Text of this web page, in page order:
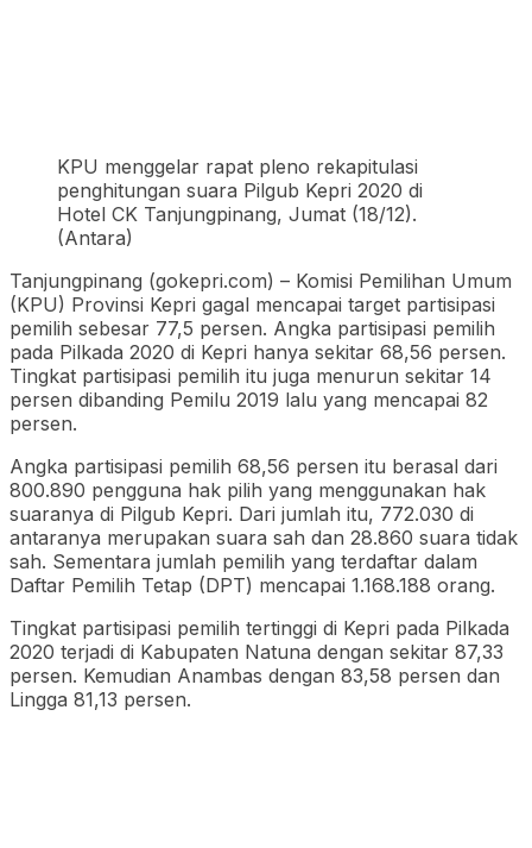
KPU menggelar rapat pleno rekapitulasi
penghitungan suara Pilgub Kepri 2020 di
Hotel CK Tanjungpinang, Jumat (18/12).
(Antara)
Tanjungpinang (gokepri.com) – Komisi Pemilihan Umum
(KPU) Provinsi Kepri gagal mencapai target partisipasi
pemilih sebesar 77,5 persen. Angka partisipasi pemilih
pada Pilkada 2020 di Kepri hanya sekitar 68,56 persen.
Tingkat partisipasi pemilih itu juga menurun sekitar 14
persen dibanding Pemilu 2019 lalu yang mencapai 82
persen.
Angka partisipasi pemilih 68,56 persen itu berasal dari
800.890 pengguna hak pilih yang menggunakan hak
suaranya di Pilgub Kepri. Dari jumlah itu, 772.030 di
antaranya merupakan suara sah dan 28.860 suara tidak
sah. Sementara jumlah pemilih yang terdaftar dalam
Daftar Pemilih Tetap (DPT) mencapai 1.168.188 orang.
Tingkat partisipasi pemilih tertinggi di Kepri pada Pilkada
2020 terjadi di Kabupaten Natuna dengan sekitar 87,33
persen. Kemudian Anambas dengan 83,58 persen dan
Lingga 81,13 persen.